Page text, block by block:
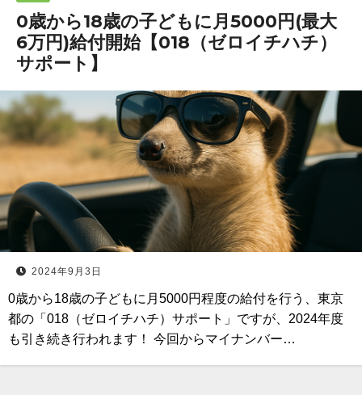
0歳から18歳の子どもに月5000円(最大
6万円)給付開始【018（ゼロイチハチ）
サポート】
2024年9月3日
0歳から18歳の子どもに月5000円程度の給付を行う、東京
都の「018（ゼロイチハチ）サポート」ですが、2024年度
も引き続き行われます！ 今回からマイナンバー…